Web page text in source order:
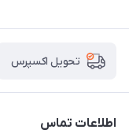
تحویل اکسپرس
اطلاعات تماس